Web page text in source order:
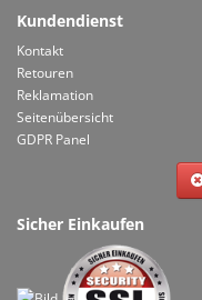
Kundendienst
Kontakt
Retouren
Reklamation
Seitenübersicht
GDPR Panel
Sicher Einkaufen